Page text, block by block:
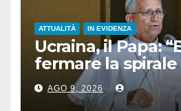
ATTUALITÀ IN EVIDENZA
Ucraina, il Papa:
fermare la spirale
AGO 9, 2026